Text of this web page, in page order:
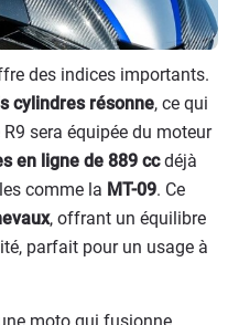
des indices importants.
cylindres résonne, ce qui
sera équipée du moteur
en ligne de 889 ccdéjà
comme la MT-09. Ce
, offrant un équilibre
parfait pour un usage à
moto qui fusionne